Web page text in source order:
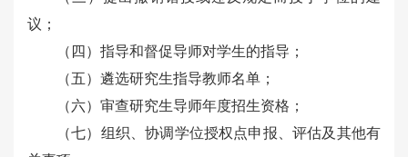
议；
（四）指导和督促导师对学生的指导；
（五）遴选研究生指导教师名单；
（六）审查研究生导师年度招生资格；
（七）组织、协调学位授权点申报、评估及其他有